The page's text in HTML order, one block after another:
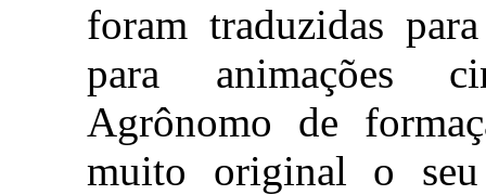
foram traduzidas
para animações
Agrônomo de
muito original o